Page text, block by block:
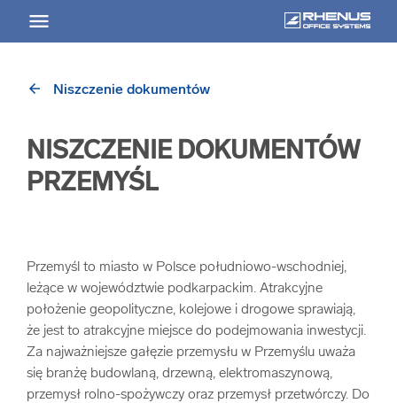
USŁUGI
Niszczenie nośników informacji arrow_forward
Archiwizowanie dokumentów arrow_forward
Przechowywanie dokumentacji arrow_forward
arrow_back Niszczenie dokumentów
NISZCZENIE DOKUMENTÓW
PRZEMYŚL
Przemyśl to miasto w Polsce południowo-wschodniej,
leżące w województwie podkarpackim. Atrakcyjne
położenie geopolityczne, kolejowe i drogowe sprawiają,
że jest to atrakcyjne miejsce do podejmowania inwestycji.
Za najważniejsze gałęzie przemysłu w Przemyślu uważa
się branżę budowlaną, drzewną, elektromaszynową,
przemysł rolno-spożywczy oraz przemysł przetwórczy. Do